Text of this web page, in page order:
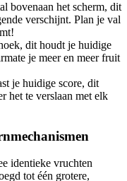
bovenaan het scherm, dit
verschijnt. Plan je val
dit houdt je huidige
je meer en meer fruit
je huidige score, dit
het te verslaan met elk
identieke vruchten
tot één grotere,